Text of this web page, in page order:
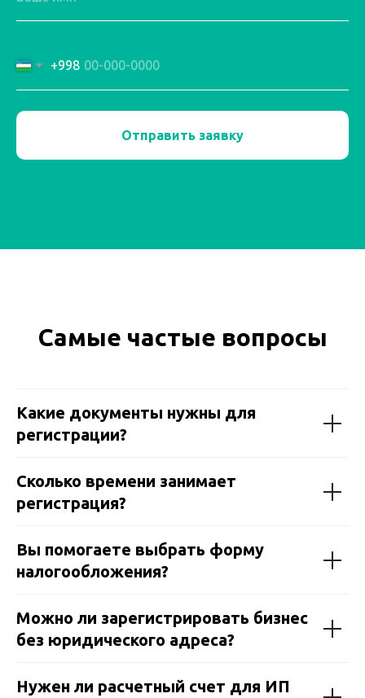
+998
Отправить заявку
Самые частые вопросы
Какие документы нужны для
регистрации?
Сколько времени занимает
регистрация?
Вы помогаете выбрать форму
налогообложения?
Можно ли зарегистрировать бизнес
без юридического адреса?
Нужен ли расчетный счет для ИП